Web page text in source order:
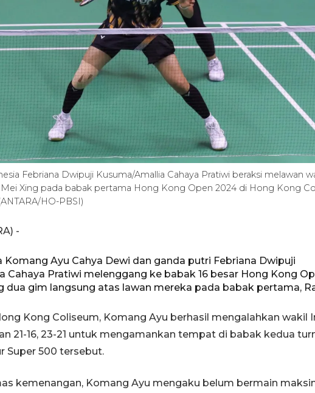
Febriana Dwipuji Kusuma/Amallia Cahaya Pratiwi beraksi melawan
Xing pada babak pertama Hong Kong Open 2024 di Hong Kong
HO-PBSI)
-
Komang Ayu Cahya Dewi dan ganda putri Febriana Dwipuji
Cahaya Pratiwi melenggang ke babak 16 besar Hong Kong
dua gim langsung atas lawan mereka pada babak pertama,
Kong Coliseum, Komang Ayu berhasil mengalahkan wakil
21-16, 23-21 untuk mengamankan tempat di babak kedua
Super 500 tersebut.
kemenangan, Komang Ayu mengaku belum bermain